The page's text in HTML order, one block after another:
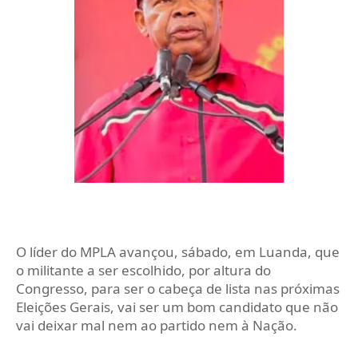
O líder do MPLA avançou, sábado, em Luanda, que
o militante a ser escolhido, por altura do
Congresso, para ser o cabeça de lista nas próximas
Eleições Gerais, vai ser um bom candidato que não
vai deixar mal nem ao partido nem à Nação.